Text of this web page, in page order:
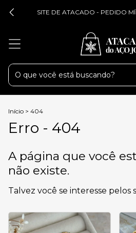
SITE DE ATACADO - PEDIDO
Início > 404
Erro - 404
A página que você
não existe.
Talvez você se interesse